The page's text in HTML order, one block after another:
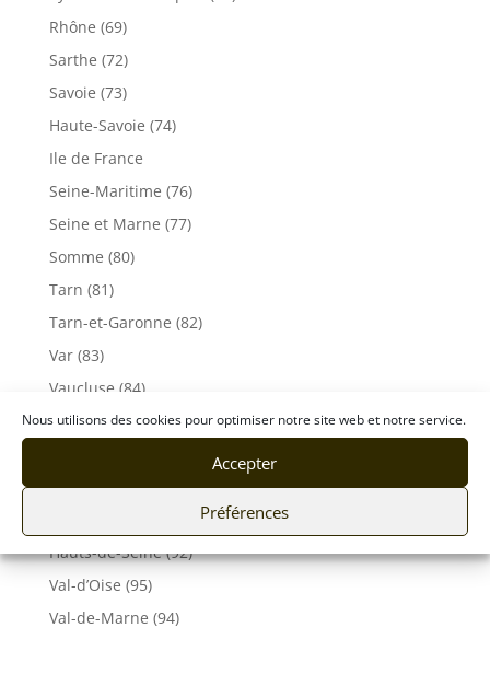
Nous utilisons des cookies pour optimiser notre site web et notre service.
Accepter
Préférences
Rhône (69)
Sarthe (72)
Savoie (73)
Haute-Savoie (74)
Ile de France
Seine-Maritime (76)
Seine et Marne (77)
Somme (80)
Tarn (81)
Tarn-et-Garonne (82)
Var (83)
Vaucluse (84)
Vendée (85)
Yonne (89)
Hauts-de-Seine (92)
Val-d’Oise (95)
Val-de-Marne (94)